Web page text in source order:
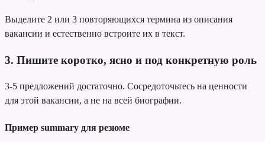
Выделите 2 или 3 повторяющихся термина из описания
вакансии и естественно встроите их в текст.
3. Пишите коротко, ясно и под конкретную роль
3-5 предложений достаточно. Сосредоточьтесь на ценности
для этой вакансии, а не на всей биографии.
Пример summary для резюме